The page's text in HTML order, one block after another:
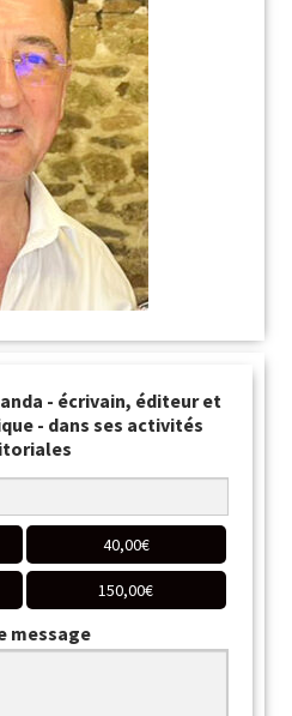
- écrivain, éditeur et
- dans ses activités
40,00€
150,00€
message